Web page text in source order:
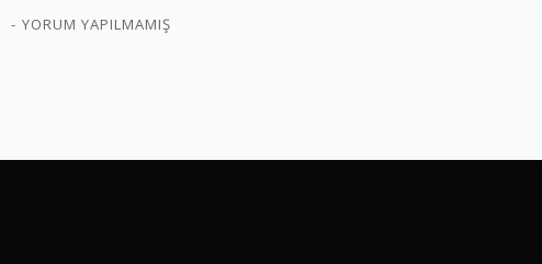
YORUM YAPILMAMIŞ